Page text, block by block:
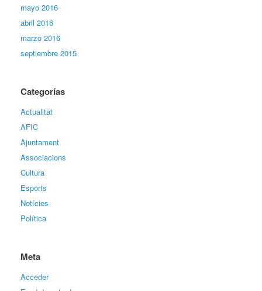
mayo 2016
abril 2016
marzo 2016
septiembre 2015
Categorías
Actualitat
AFIC
Ajuntament
Associacions
Cultura
Esports
Notícies
Política
Meta
Acceder